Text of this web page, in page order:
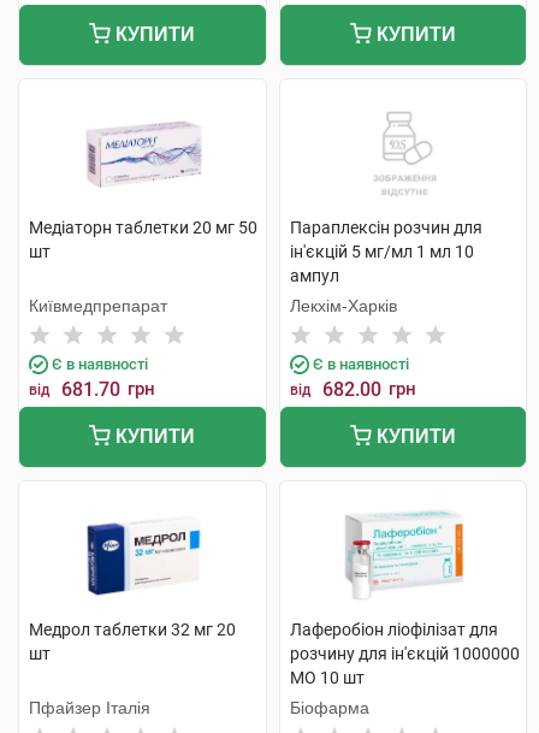
КУПИТИ КУПИТИ
Медіаторн таблетки 20 мг 50
шт
Київмедпрепарат
Є в наявності
від 681.70 грн
КУПИТИ
Параплексін розчин для
ін'єкцій 5 мг/мл 1 мл 10
ампул
Лекхім-Харків
Є в наявності
від 682.00 грн
КУПИТИ
Медрол таблетки 32 мг 20
шт
Пфайзер Італія
Лаферобіон ліофілізат для
розчину для ін'єкцій 1000000
МО 10 шт
Біофарма